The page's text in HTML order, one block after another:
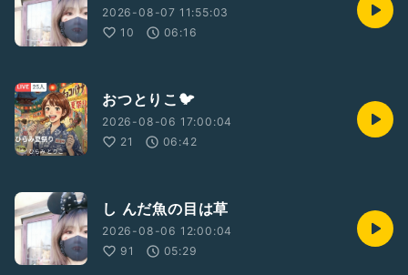
2026-08-07 11:55:03
10
06:16
おつとりこ🐦️
2026-08-06 17:00:04
21
06:42
し んだ魚の目は草
2026-08-06 12:00:04
91
05:29